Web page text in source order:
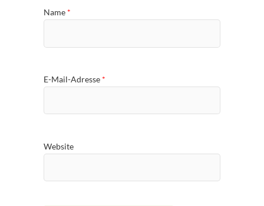
Name *
E-Mail-Adresse *
Website